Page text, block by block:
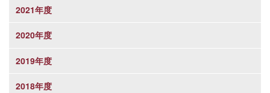
2021年度
2020年度
2019年度
2018年度